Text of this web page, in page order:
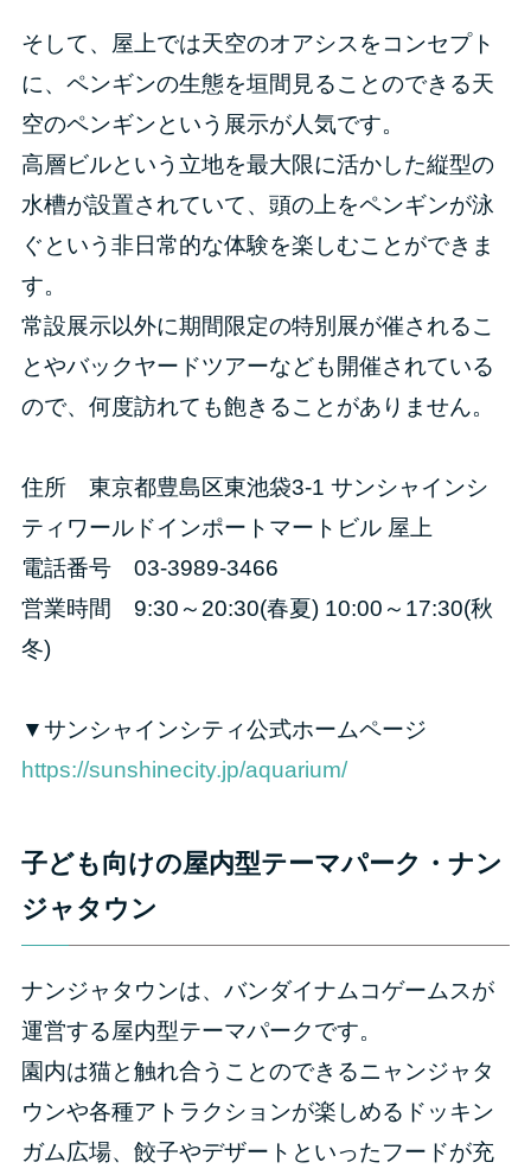
そして、屋上では天空のオアシスをコンセプト
に、ペンギンの生態を垣間見ることのできる天
空のペンギンという展示が人気です。
高層ビルという立地を最大限に活かした縦型の
水槽が設置されていて、頭の上をペンギンが泳
ぐという非日常的な体験を楽しむことができま
す。
常設展示以外に期間限定の特別展が催されるこ
とやバックヤードツアーなども開催されている
ので、何度訪れても飽きることがありません。
住所 東京都豊島区東池袋3-1 サンシャインシ
ティワールドインポートマートビル 屋上
電話番号 03-3989-3466
営業時間 9:30～20:30(春夏) 10:00～17:30(秋
冬)
▼サンシャインシティ公式ホームページ
https://sunshinecity.jp/aquarium/
子ども向けの屋内型テーマパーク・ナン
ジャタウン
ナンジャタウンは、バンダイナムコゲームスが
運営する屋内型テーマパークです。
園内は猫と触れ合うことのできるニャンジャタ
ウンや各種アトラクションが楽しめるドッキン
ガム広場、餃子やデザートといったフードが充